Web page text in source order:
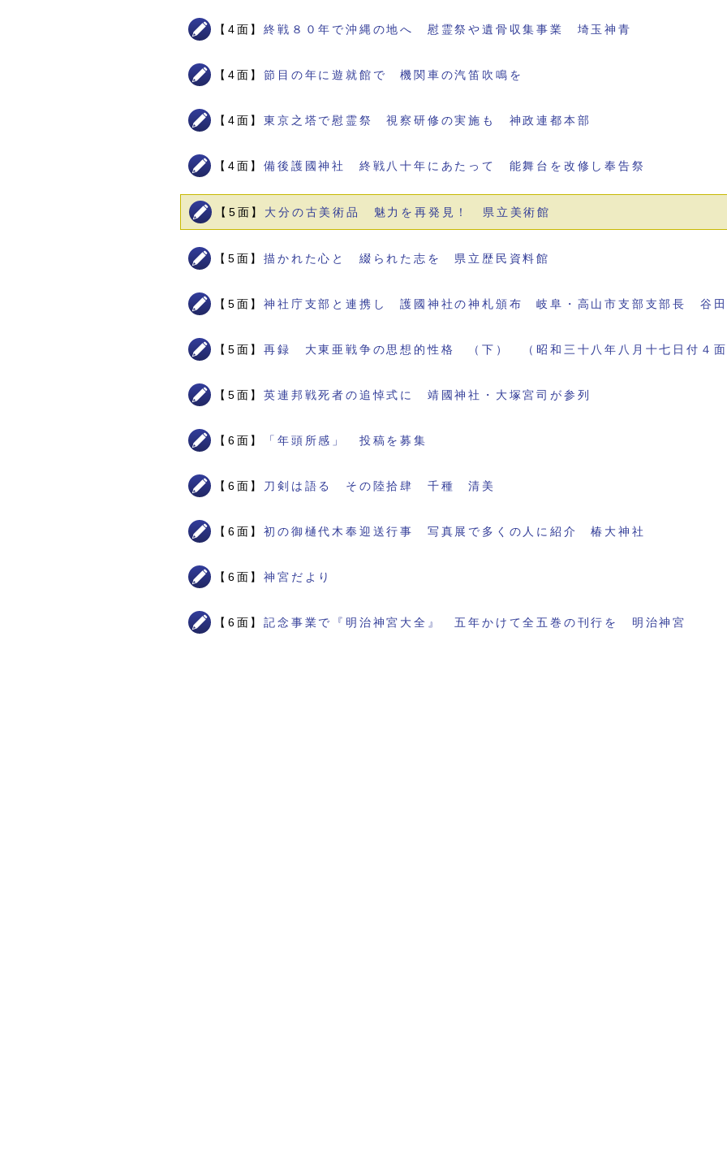
【4面】終戦８０年で沖縄の地へ 慰霊祭や遺骨収集事業 埼玉神青
【4面】節目の年に遊就館で 機関車の汽笛吹鳴を
【4面】東京之塔で慰霊祭 視察研修の実施も 神政連都本部
【4面】備後護國神社 終戦八十年にあたって 能舞台を改修し奉告祭
【5面】 大分の古美術品 魅力を再発見！ 県立美術館
【5面】描かれた心と 綴られた志を 県立歴民資料館
【5面】神社庁支部と連携し 護國神社の神札頒布 岐阜・高山市支部支部長 谷田
【5面】再録 大東亜戦争の思想的性格 （下） （昭和三十八年八月十七日付４
【5面】英連邦戦死者の追悼式に 靖國神社・大塚宮司が参列
【6面】 「年頭所感」 投稿を募集
【6面】 刀剣は語る その陸拾肆 千種 清美
【6面】初の御樋代木奉迎送行事 写真展で多くの人に紹介 椿大神社
【6面】神宮だより
【6面】記念事業で『明治神宮大全』 五年かけて全五巻の刊行を 明治神宮